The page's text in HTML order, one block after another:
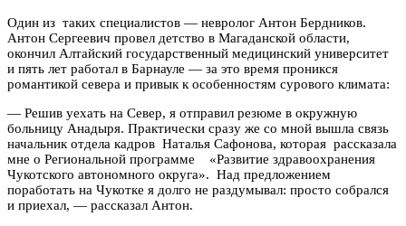
Один из таких специалистов — невролог Антон Бердников.
Антон Сергеевич провел детство в Магаданской области,
окончил Алтайский государственный медицинский университет
и пять лет работал в Барнауле — за это время проникся
романтикой севера и привык к особенностям сурового климата:
— Решив уехать на Север, я отправил резюме в окружную
больницу Анадыря. Практически сразу же со мной вышла связь
начальник отдела кадров Наталья Сафонова, которая рассказала
мне о Региональной программе «Развитие здравоохранения
Чукотского автономного округа». Над предложением
поработать на Чукотке я долго не раздумывал: просто собрался
и приехал, — рассказал Антон.